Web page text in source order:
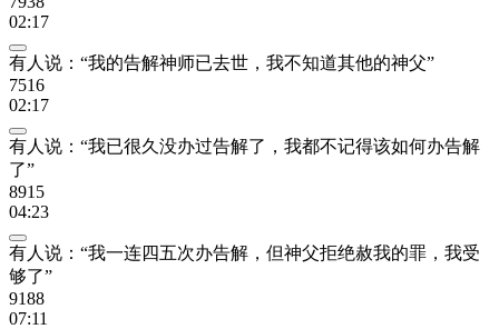
02:17
有人说：“我的告解神师已去世，我不知道其他的神父”
7516
02:17
有人说：“我已很久没办过告解了，我都不记得该如何办告解
了”
8915
04:23
有人说：“我一连四五次办告解，但神父拒绝赦我的罪，我受
够了”
9188
07:11